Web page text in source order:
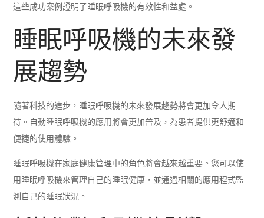
這些成功案例證明了睡眠呼吸機的有效性和益處。
睡眠呼吸機的未來發
展趨勢
隨著科技的進步，睡眠呼吸機的未來發展趨勢將會更加令人期
待。自動睡眠呼吸機的應用將會更加普及，為患者提供更舒適和
便捷的使用體驗。
睡眠呼吸機在家庭健康管理中的角色將會越來越重要。您可以使
用睡眠呼吸機來管理自己的睡眠健康，並通過相關的應用程式監
測自己的睡眠狀況。